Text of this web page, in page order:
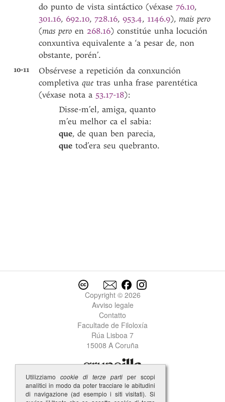
do punto de vista sintáctico (véxase76.10,
301.16, 692.10,728.16,953.4, 1146.9),mais pero
(mas pero en 268.16) constitúe unha locución
conxuntiva equivalente a ‘a pesar de, non
obstante, porén’.
10-11
Obsérvese a repetición da conxunción
completivaquetras unha frase parentética
(véxase nota a 53.17-18):
Disse-m’el, amiga, quanto
m’eu melhor ca el sabia:
que, de quan ben parecia,
quetod’era seu quebranto.
Copyright © 2026
Avviso legale
Contatto
Facultade de Filoloxía
Rúa Lisboa 7
15008 A Coruña
Utilizziamo cookie di terze parti per scopi
analitici in modo da poter tracciare le abitudini
di navigazione (ad esempio i siti visitati). Si